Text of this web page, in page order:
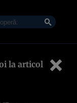
la articol